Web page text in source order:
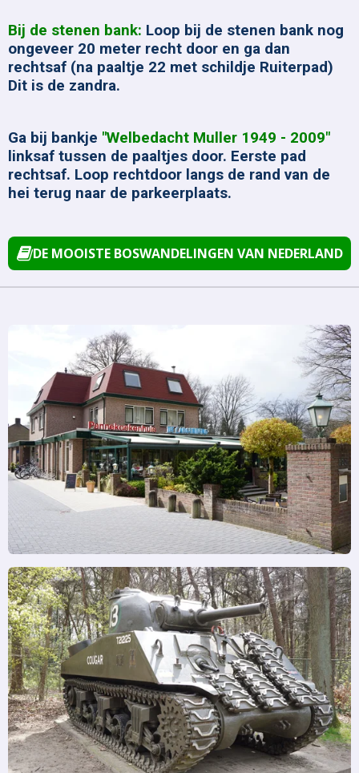
Bij de stenen bank: Loop bij de stenen bank nog
ongeveer 20 meter recht door en ga dan
rechtsaf (na paaltje 22 met schildje Ruiterpad)
Dit is de zandra.
Ga bij bankje "Welbedacht Muller 1949 - 2009"
linksaf tussen de paaltjes door. Eerste pad
rechtsaf. Loop rechtdoor langs de rand van de
hei terug naar de parkeerplaats.
DE MOOISTE BOSWANDELINGEN VAN NEDERLAND